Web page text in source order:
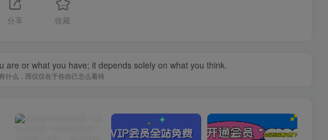
分享 收藏
or what you have; it depends solely on what you think.
什么，而仅仅在于你自己怎么看待